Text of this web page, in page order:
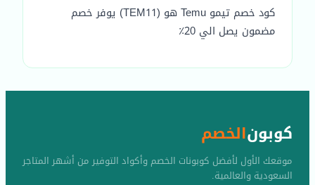
كود خصم تيمو Temu هو (TEM11) يوفر خصم
مضمون يصل الي 20٪
كوبونالخصم
موقعك الأول لأفضل كوبونات الخصم وأكواد التوفير من أشهر المتاجر
السعودية والعالمية.